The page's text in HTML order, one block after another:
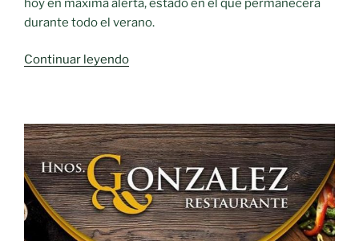
hoy en máxima alerta, estado en el que permanecerá
durante todo el verano.
Continuar leyendo«Castilla-
20,8
millones
de
euros
para
la